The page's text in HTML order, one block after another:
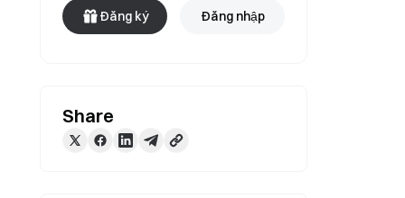
Đăng ký Đăng nhập
Share